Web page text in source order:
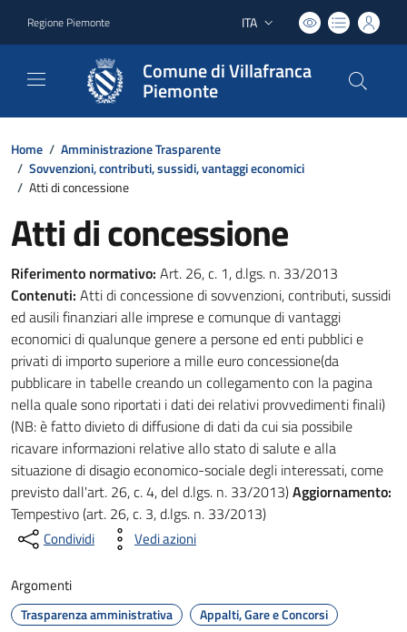
Regione Piemonte Lingua attiva:
ITA
Comune di Villafranca
Piemonte
Home / Amministrazione Trasparente
/ Sovvenzioni, contributi, sussidi, vantaggi economici
/ Atti di concessione
Atti di concessione
Riferimento normativo: Art. 26, c. 1, d.lgs. n. 33/2013
Contenuti: Atti di concessione di sovvenzioni, contributi, sussidi
ed ausili finanziari alle imprese e comunque di vantaggi
economici di qualunque genere a persone ed enti pubblici e
privati di importo superiore a mille euro concessione(da
pubblicare in tabelle creando un collegamento con la pagina
nella quale sono riportati i dati dei relativi provvedimenti finali)
(NB: è fatto divieto di diffusione di dati da cui sia possibile
ricavare informazioni relative allo stato di salute e alla
situazione di disagio economico-sociale degli interessati, come
previsto dall'art. 26, c. 4, del d.lgs. n. 33/2013)Aggiornamento:
Tempestivo (art. 26, c. 3, d.lgs. n. 33/2013)
Condividi Vedi azioni
Argomenti
Trasparenza amministrativa Appalti, Gare e Concorsi